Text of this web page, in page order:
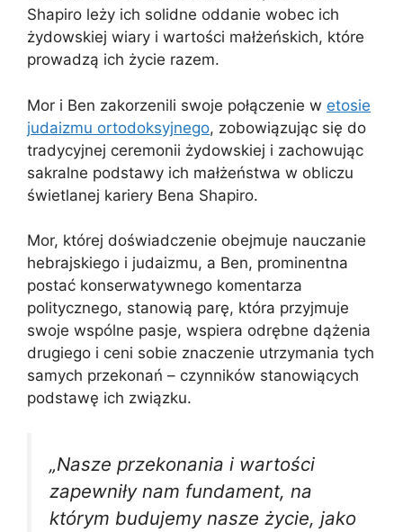
Shapiro leży ich solidne oddanie wobec ich
żydowskiej wiary i wartości małżeńskich, które
prowadzą ich życie razem.
Mor i Ben zakorzenili swoje połączenie w etosie
judaizmu ortodoksyjnego, zobowiązując się do
tradycyjnej ceremonii żydowskiej i zachowując
sakralne podstawy ich małżeństwa w obliczu
świetlanej kariery Bena Shapiro.
Mor, której doświadczenie obejmuje nauczanie
hebrajskiego i judaizmu, a Ben, prominentna
postać konserwatywnego komentarza
politycznego, stanowią parę, która przyjmuje
swoje wspólne pasje, wspiera odrębne dążenia
drugiego i ceni sobie znaczenie utrzymania tych
samych przekonań – czynników stanowiących
podstawę ich związku.
„Nasze przekonania i wartości
zapewniły nam fundament, na
którym budujemy nasze życie, jako